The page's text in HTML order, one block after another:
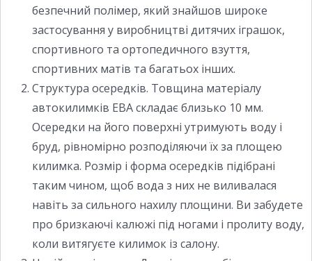
безпечний полімер, який знайшов широке
застосування у виробництві дитячих іграшок,
спортивного та ортопедичного взуття,
спортивних матів та багатьох інших.
Структура осередків. Товщина матеріалу
автокилимків ЕВА складає близько 10 мм.
Осередки на його поверхні утримують воду і
бруд, рівномірно розподіляючи їх за площею
килимка. Розмір і форма осередків підібрані
таким чином, щоб вода з них не виливалася
навіть за сильного нахилу площини. Ви забудете
про бризкаючі калюжі під ногами і пролиту воду,
коли витягуєте килимок із салону.